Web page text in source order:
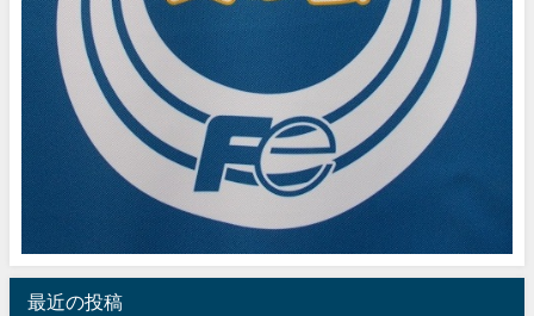
最近の投稿